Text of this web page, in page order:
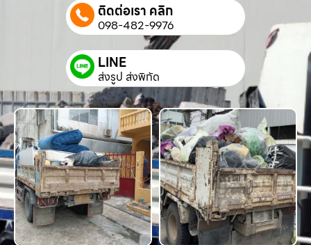
ติดต่อเรา คลิก
098-482-9976
LINE
ส่งรูป ส่งพิกัด